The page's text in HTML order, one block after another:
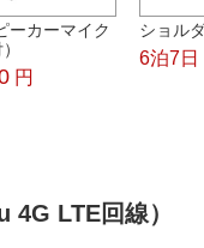
ーカーマイク
円
ショル
6泊7日
4G LTE回線）